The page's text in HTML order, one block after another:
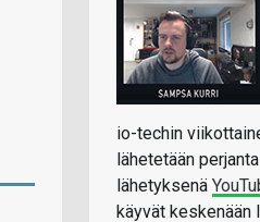
io-techin
lähetetään
lähetyksenä
käyvät keskenään